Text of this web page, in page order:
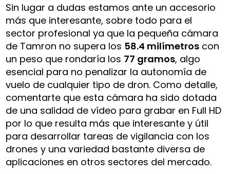
Sin lugar a dudas estamos ante un accesorio
más que interesante, sobre todo para el
sector profesional ya que la pequeña cámara
de Tamron no supera los 58.4 milímetros con
un peso que rondaría los 77 gramos, algo
esencial para no penalizar la autonomía de
vuelo de cualquier tipo de dron. Como detalle,
comentarte que esta cámara ha sido dotada
de una salidad de vídeo para grabar en Full HD
por lo que resulta más que interesante y útil
para desarrollar tareas de vigilancia con los
drones y una variedad bastante diversa de
aplicaciones en otros sectores del mercado.